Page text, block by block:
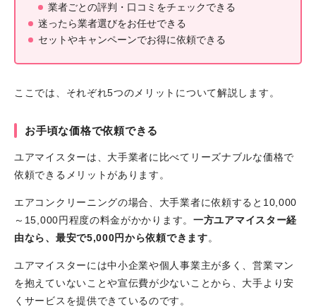
業者ごとの評判・口コミをチェックできる
迷ったら業者選びをお任せできる
セットやキャンペーンでお得に依頼できる
ここでは、それぞれ5つのメリットについて解説します。
お手頃な価格で依頼できる
ユアマイスターは、大手業者に比べてリーズナブルな価格で
依頼できるメリットがあります。
エアコンクリーニングの場合、大手業者に依頼すると10,000
～15,000円程度の料金がかかります。 一方ユアマイスター経
由なら、最安で5,000円から依頼できます。
ユアマイスターには中小企業や個人事業主が多く、営業マン
を抱えていないことや宣伝費が少ないことから、大手より安
くサービスを提供できているのです。